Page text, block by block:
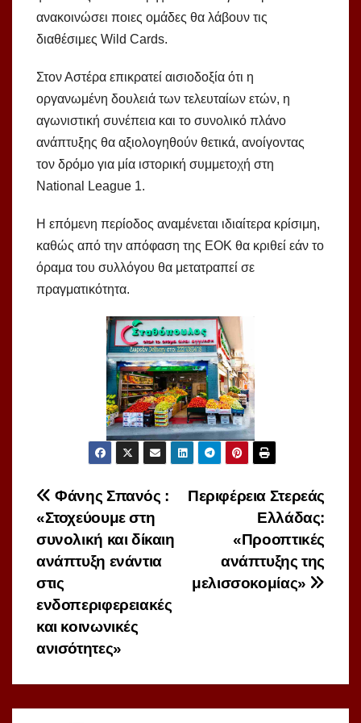
ανακοινώσει ποιες ομάδες θα λάβουν τις
διαθέσιμες Wild Cards.
Στον Αστέρα επικρατεί αισιοδοξία ότι η
οργανωμένη δουλειά των τελευταίων ετών, η
αγωνιστική συνέπεια και το συνολικό πλάνο
ανάπτυξης θα αξιολογηθούν θετικά, ανοίγοντας
τον δρόμο για μία ιστορική συμμετοχή στη
National League 1.
Η επόμενη περίοδος αναμένεται ιδιαίτερα κρίσιμη,
καθώς από την απόφαση της ΕΟΚ θα κριθεί εάν το
όραμα του συλλόγου θα μετατραπεί σε
πραγματικότητα.
Πλοήγηση
άρθρων
Περιφέρεια Στερεάς
Ελλάδας:
«Προοπτικές
ανάπτυξης της
μελισσοκομίας»
Φάνης Σπανός :
«Στοχεύουμε στη
συνολική και δίκαιη
ανάπτυξη ενάντια
στις
ενδοπεριφερειακές
και κοινωνικές
ανισότητες»